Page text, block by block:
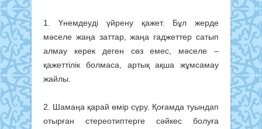
1. Үнемдеуді үйрену қажет. Бұл жерде
мәселе жаңа заттар, жаңа гаджеттер сатып
алмау керек деген сөз емес, мәселе –
қажеттілік болмаса, артық ақша жұмсамау
жайлы.
2. Шамаңа қарай өмір сүру. Қоғамда туындап
отырған стереотиптерге сәйкес болуға